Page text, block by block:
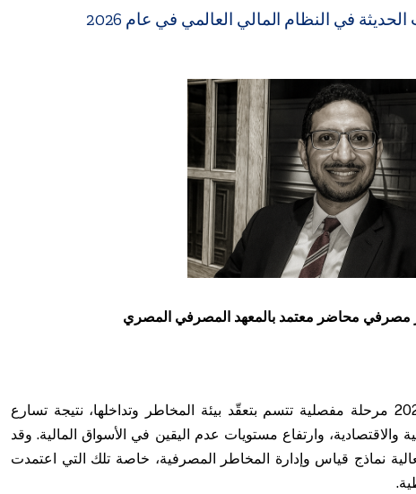
في النظام المالي العالمي في عام 2026
مصرفي محاضر معتمد بالمعهد المصرفي المصري
تشهد الصناعة المصرفية العالمية في عام 2026 مرحلة مفصلية تتسم بتعقّد بيئة المخاطر وتداخلها، نتيجة تسارع
والاقتصادية، وارتفاع مستويات عدم اليقين في الأسواق المالية. وقد
نماذج قياس وإدارة المخاطر المصرفية، خاصة تلك التي اعتمدت